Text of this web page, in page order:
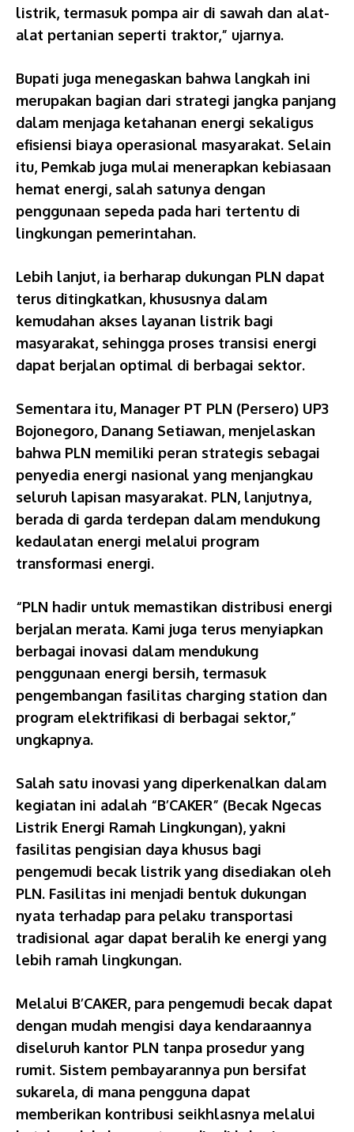
listrik, termasuk pompa air di sawah dan alat-
alat pertanian seperti traktor,” ujarnya.
Bupati juga menegaskan bahwa langkah ini
merupakan bagian dari strategi jangka panjang
dalam menjaga ketahanan energi sekaligus
efisiensi biaya operasional masyarakat. Selain
itu, Pemkab juga mulai menerapkan kebiasaan
hemat energi, salah satunya dengan
penggunaan sepeda pada hari tertentu di
lingkungan pemerintahan.
Lebih lanjut, ia berharap dukungan PLN dapat
terus ditingkatkan, khususnya dalam
kemudahan akses layanan listrik bagi
masyarakat, sehingga proses transisi energi
dapat berjalan optimal di berbagai sektor.
Sementara itu, Manager PT PLN (Persero) UP3
Bojonegoro, Danang Setiawan, menjelaskan
bahwa PLN memiliki peran strategis sebagai
penyedia energi nasional yang menjangkau
seluruh lapisan masyarakat. PLN, lanjutnya,
berada di garda terdepan dalam mendukung
kedaulatan energi melalui program
transformasi energi.
“PLN hadir untuk memastikan distribusi energi
berjalan merata. Kami juga terus menyiapkan
berbagai inovasi dalam mendukung
penggunaan energi bersih, termasuk
pengembangan fasilitas charging station dan
program elektrifikasi di berbagai sektor,”
ungkapnya.
Salah satu inovasi yang diperkenalkan dalam
kegiatan ini adalah “B’CAKER” (Becak Ngecas
Listrik Energi Ramah Lingkungan), yakni
fasilitas pengisian daya khusus bagi
pengemudi becak listrik yang disediakan oleh
PLN. Fasilitas ini menjadi bentuk dukungan
nyata terhadap para pelaku transportasi
tradisional agar dapat beralih ke energi yang
lebih ramah lingkungan.
Melalui B’CAKER, para pengemudi becak dapat
dengan mudah mengisi daya kendaraannya
diseluruh kantor PLN tanpa prosedur yang
rumit. Sistem pembayarannya pun bersifat
sukarela, di mana pengguna dapat
memberikan kontribusi seikhlasnya melalui